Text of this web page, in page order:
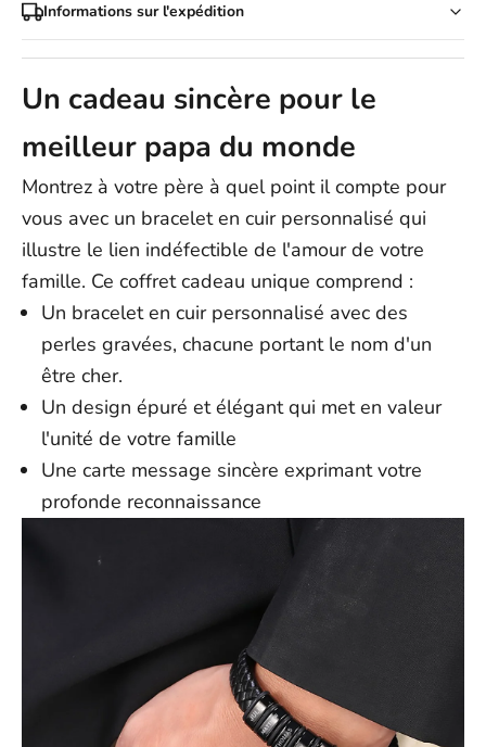
Vous bénéficiez d'une politique de retour sans tracas de 30 jours
fabrication, nous le remplaçons gratuitement.
commande.
Informations sur l'expédition
Délais d'expédition :
Remarque : les articles personnalisés, comme notre bracelet
Infinity gravé à votre nom, nécessitent un délai de traitement
supplémentaire de 3 à 5 jours ouvrables , car chaque commande
est fabriquée spécialement pour vous.
États-Unis : 5 à 12 jours ouvrables
Australie/Nouvelle-Zélande : 8 à 14 jours ouvrables
Royaume-Uni : 5 à 9 jours ouvrables
Canada : 5 à 15 jours ouvrables
Europe : 4 à 15 jours ouvrables
Reste du monde : 5 à 25 jours ouvrables
Remarque :
les délais de livraison sont approximatifs et
s'entendent à compter de l'expédition ; ils peuvent varier en
fonction de facteurs externes. Les dates de livraison exactes ne
peuvent être garanties.
N'hésitez pas à nous contacter à l'adresse support@ziella.co si
vous avez d'autres questions ; notre équipe se fera un plaisir de
Un cadeau sincère pour le
meilleur papa du monde
Montrez à votre père à quel point il compte pour
vous avec un bracelet en cuir personnalisé qui
illustre le lien indéfectible de l'amour de votre
famille. Ce coffret cadeau unique comprend :
Un bracelet en cuir personnalisé avec des
perles gravées, chacune portant le nom d'un
être cher.
Un design épuré et élégant qui met en valeur
l'unité de votre famille
Une carte message sincère exprimant votre
profonde reconnaissance